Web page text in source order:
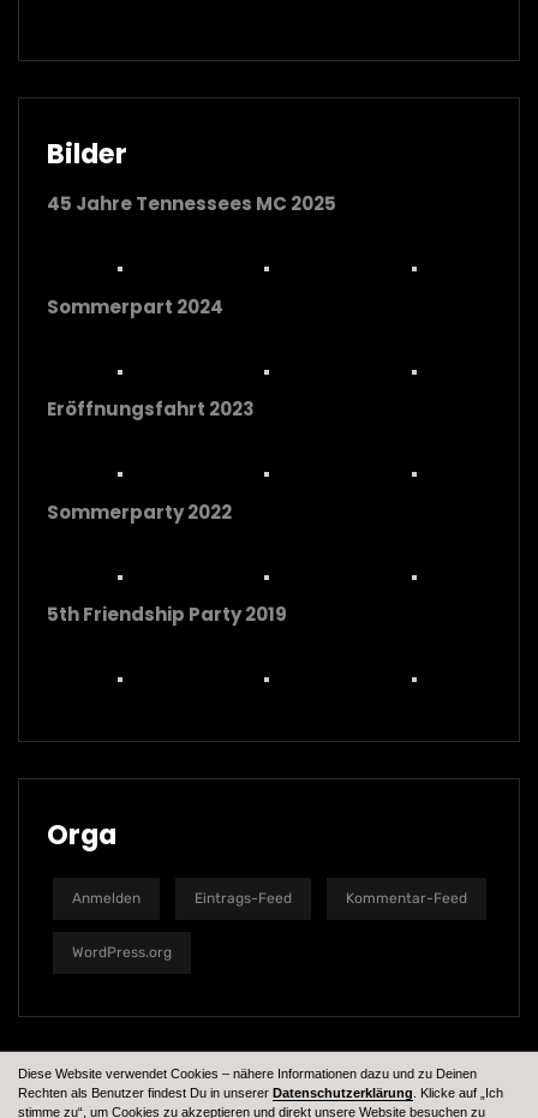
Diese Website verwendet Cookies – nähere Informationen dazu und zu Deinen
Rechten als Benutzer findest Du in unserer Datenschutzerklärung . Klicke auf „Ich
stimme zu“, um Cookies zu akzeptieren und direkt unsere Website besuchen zu
Bilder
45 Jahre Tennessees MC 2025
Sommerpart 2024
Eröffnungsfahrt 2023
Sommerparty 2022
5th Friendship Party 2019
Orga
Anmelden Eintrags-Feed Kommentar-Feed
WordPress.org